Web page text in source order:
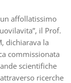
affollatissimo
il Prof.
dichiarava la
commissionata
scientifiche
ricerche